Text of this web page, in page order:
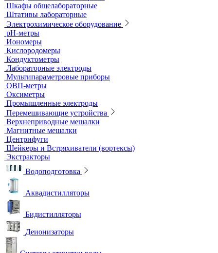
Рефрактометры, Поляриметры и Сахариметры
Ротационные испарители
Секундомеры и таймеры лабораторные
Термометры лабораторные
Титраторы
Ультразвуковые ванны и мойки
Устройства для сушки посуды
Холодильники лабораторные
Шкафы общелабораторные
Штативы лабораторные
Электрохимическое оборудование
pH-метры
Иономеры
Кислородомеры
Кондуктометры
Лабораторные электроды
Мультипараметровые приборы
ОВП-метры
Оксиметры
Промышленные электроды
Перемешивающие устройства
Верхнеприводные мешалки
Магнитные мешалки
Центрифуги